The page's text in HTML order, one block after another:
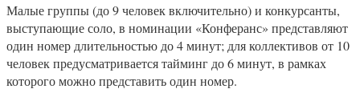
Малые группы (до 9 человек включительно) и конкурсанты,
выступающие соло, в номинации «Конферанс» представляют
один номер длительностью до 4 минут; для коллективов от 10
человек предусматривается тайминг до 6 минут, в рамках
которого можно представить один номер.